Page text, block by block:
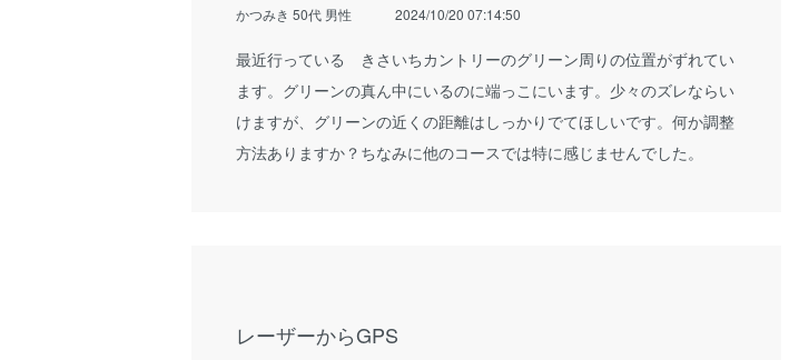
かつみき 50代 男性 2024/10/20 07:14:50
最近行っている きさいちカントリーのグリーン周りの位置がずれてい
ます。グリーンの真ん中にいるのに端っこにいます。少々のズレならい
けますが、グリーンの近くの距離はしっかりでてほしいです。何か調整
方法ありますか？ちなみに他のコースでは特に感じませんでした。
レーザーからGPS